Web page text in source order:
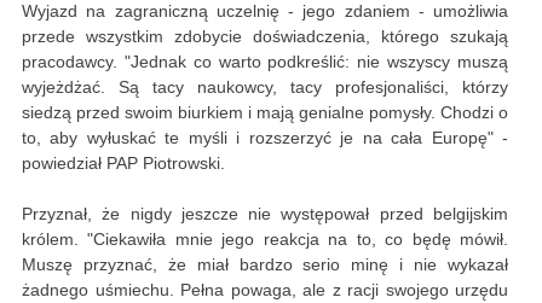
Wyjazd na zagraniczną uczelnię - jego zdaniem - umożliwia
przede wszystkim zdobycie doświadczenia, którego szukają
pracodawcy. "Jednak co warto podkreślić: nie wszyscy muszą
wyjeżdżać. Są tacy naukowcy, tacy profesjonaliści, którzy
siedzą przed swoim biurkiem i mają genialne pomysły. Chodzi o
to, aby wyłuskać te myśli i rozszerzyć je na cała Europę" -
powiedział PAP Piotrowski.
Przyznał, że nigdy jeszcze nie występował przed belgijskim
królem. "Ciekawiła mnie jego reakcja na to, co będę mówił.
Muszę przyznać, że miał bardzo serio minę i nie wykazał
żadnego uśmiechu. Pełna powaga, ale z racji swojego urzędu